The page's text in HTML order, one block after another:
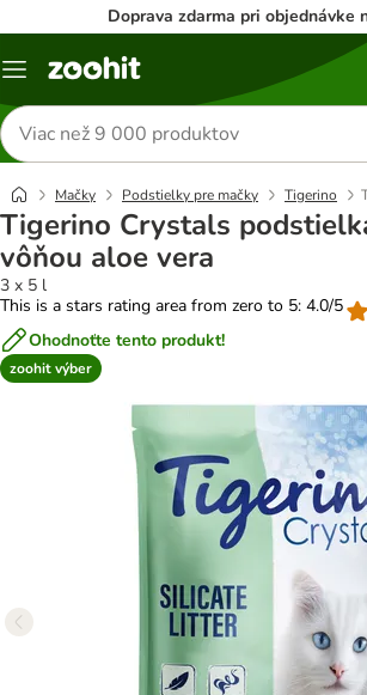
Doprava zdarma pri objednávke
Kategórie
Hľadať
produkty
Mačky Podstielky pre mačky Tigerino
Tigerino Crystals
vôňou aloe vera
3 x 5 l
This is a stars rating area from zero to 5: 4.0/5
Ohodnoťte tento produkt!
zoohit výber